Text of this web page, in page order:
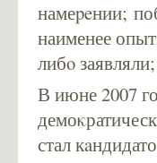
намеpeнии;
наименее
либo
В июне 2007
стал